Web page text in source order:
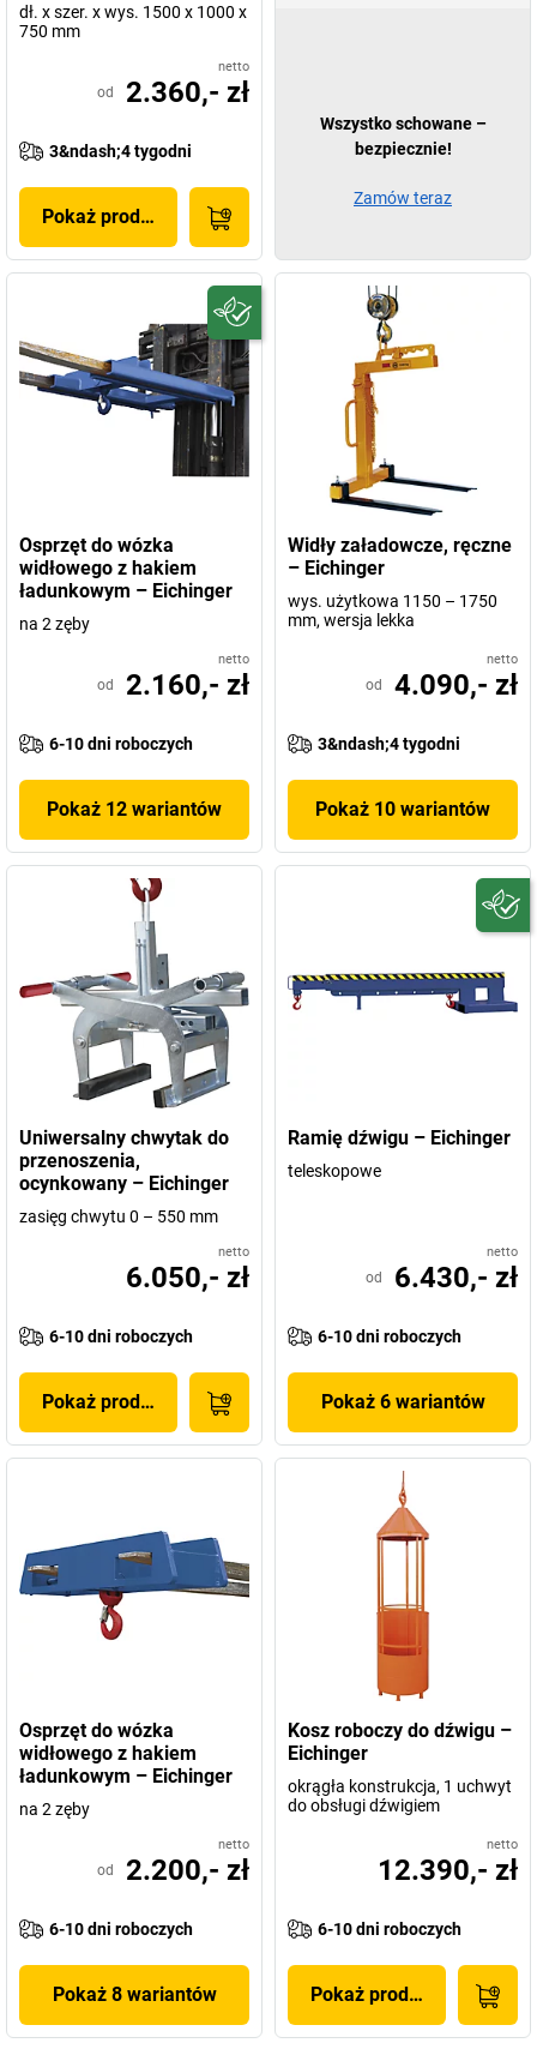
dł. x szer. x wys. 1500 x 1000 x
750 mm
netto
od 2.360,- zł
3&ndash;4 tygodni
Pokaż produkt
Osprzęt do wózka
widłowego z hakiem
ładunkowym – Eichinger
na 2 zęby
netto
od 2.160,- zł
6-10 dni roboczych
Pokaż 12 wariantów
Widły załadowcze, ręczne
– Eichinger
wys. użytkowa 1150 – 1750
mm, wersja lekka
netto
od 4.090,- zł
3&ndash;4 tygodni
Pokaż 10 wariantów
Uniwersalny chwytak do
przenoszenia,
ocynkowany – Eichinger
zasięg chwytu 0 – 550 mm
netto
6.050,- zł
6-10 dni roboczych
Pokaż produkt
Ramię dźwigu – Eichinger
teleskopowe
netto
od 6.430,- zł
6-10 dni roboczych
Pokaż 6 wariantów
Osprzęt do wózka
widłowego z hakiem
ładunkowym – Eichinger
na 2 zęby
netto
od 2.200,- zł
6-10 dni roboczych
Pokaż 8 wariantów
Kosz roboczy do dźwigu –
Eichinger
okrągła konstrukcja, 1 uchwyt
do obsługi dźwigiem
netto
12.390,- zł
6-10 dni roboczych
Pokaż produkt
Wszystko schowane –
bezpiecznie!
Zamów teraz